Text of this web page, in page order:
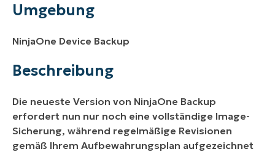
Umgebung
NinjaOne Device Backup
Beschreibung
Die neueste Version von NinjaOne Backup
erfordert nun nur noch eine vollständige Image-
Sicherung, während regelmäßige Revisionen
gemäß Ihrem Aufbewahrungsplan aufgezeichnet